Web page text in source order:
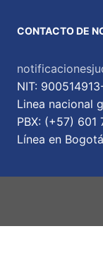
CONTACTO DE
NIT:
Linea nacional
PBX: (+57) 601
Lí­nea en